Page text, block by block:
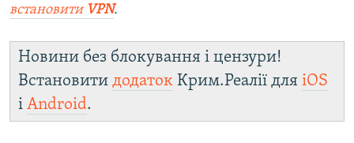
встановити VPN.
Новини без блокування і цензури!
Встановити додаток Крим.Реалії для iOS
і Android.